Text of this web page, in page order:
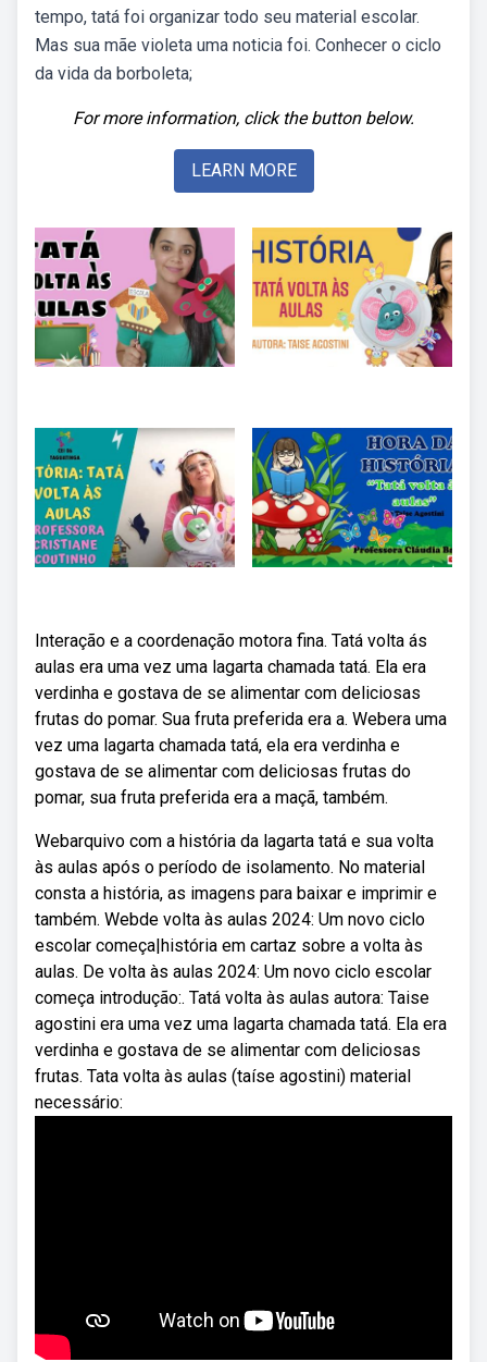
tempo, tatá foi organizar todo seu material escolar.
Mas sua mãe violeta uma noticia foi. Conhecer o ciclo
da vida da borboleta;
For more information, click the button below.
LEARN MORE
Interação e a coordenação motora fina. Tatá volta ás
aulas era uma vez uma lagarta chamada tatá. Ela era
verdinha e gostava de se alimentar com deliciosas
frutas do pomar. Sua fruta preferida era a. Webera uma
vez uma lagarta chamada tatá, ela era verdinha e
gostava de se alimentar com deliciosas frutas do
pomar, sua fruta preferida era a maçã, também.
Webarquivo com a história da lagarta tatá e sua volta
às aulas após o período de isolamento. No material
consta a história, as imagens para baixar e imprimir e
também. Webde volta às aulas 2024: Um novo ciclo
escolar começa|história em cartaz sobre a volta às
aulas. De volta às aulas 2024: Um novo ciclo escolar
começa introdução:. Tatá volta às aulas autora: Taise
agostini era uma vez uma lagarta chamada tatá. Ela era
verdinha e gostava de se alimentar com deliciosas
frutas. Tata volta às aulas (taíse agostini) material
necessário: